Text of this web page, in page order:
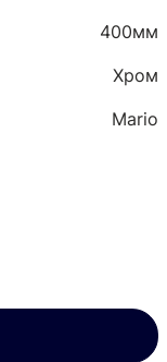
400мм
Хром
Mario